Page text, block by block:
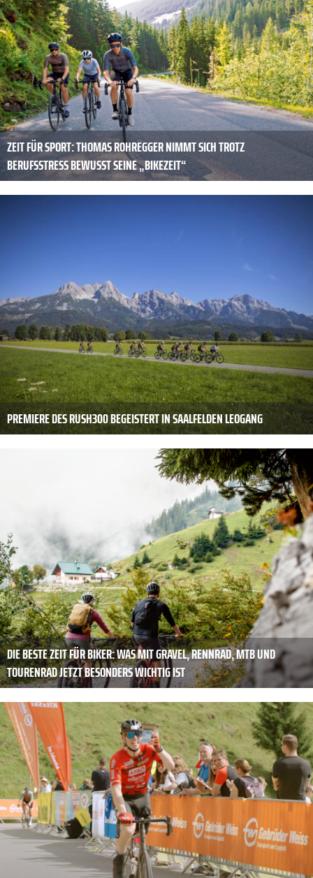
ZEIT FÜR SPORT: THOMAS ROHREGGER NIMMT SICH TROTZ
BERUFSSTRESS BEWUSST SEINE „BIKEZEIT“
PREMIERE DES RUSH300 BEGEISTERT IN SAALFELDEN LEOGANG
DIE BESTE ZEIT FÜR BIKER: WAS MIT GRAVEL, RENNRAD, MTB UND
TOURENRAD JETZT BESONDERS WICHTIG IST